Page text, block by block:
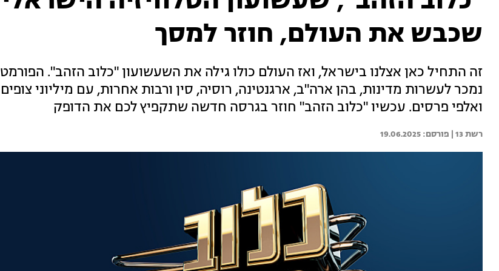
שכבש את העולם, חוזר למסך
זה התחיל כאן אצלנו בישראל, ואז העולם כולו גילה את השעשועון "כלוב הזהב". הפורמט
נמכר לעשרות מדינות, בהן ארה"ב, ארגנטינה, רוסיה, סין ורבות אחרות, עם מיליוני צופים
ואלפי פרסים. עכשיו "כלוב הזהב" חוזר בגרסה חדשה שתקפיץ לכם את הדופק
רשת 13 | 19.06.2025